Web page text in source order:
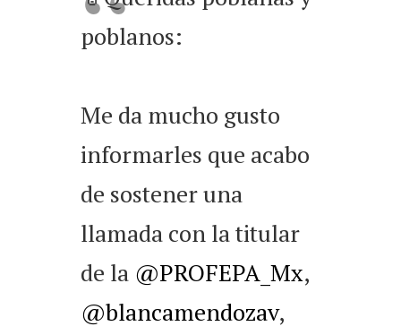
poblanos:
Me da mucho gusto
informarles que acabo
de sostener una
llamada con la titular
de la @PROFEPA_Mx,
@blancamendozav,